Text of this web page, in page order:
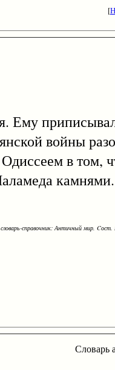
[
войны
в том,
справочник: Античный мир.
Словарь